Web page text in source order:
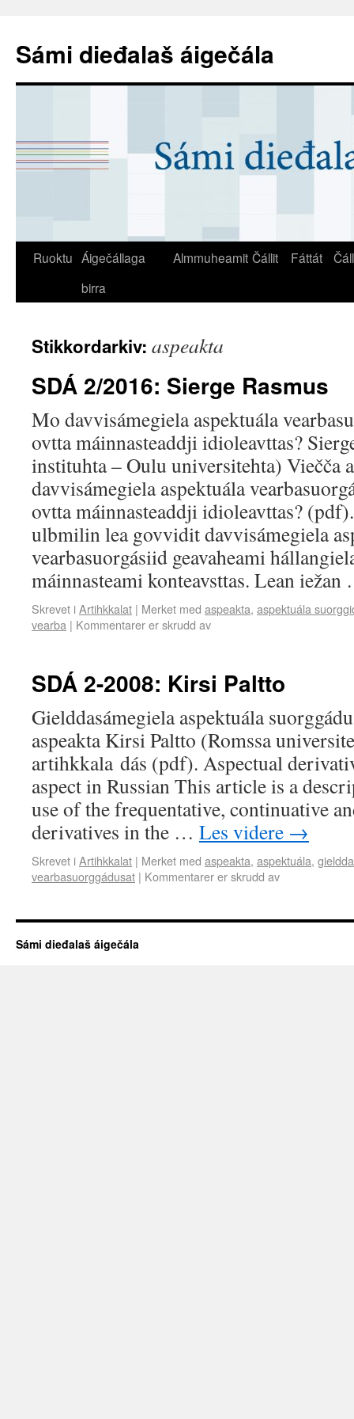
Sámi dieđalaš áigečála
Ruoktu Áigečállaga
birra
Almmuheamit Čállit Fáttát
Stikkordarkiv: aspeakta
SDÁ 2/2016: Sierge Rasmus
Mo davvisámegiela aspektuála
ovtta máinnasteaddji idioleavttas?
instituhta – Oulu universitehta) Viečča
davvisámegiela aspektuála
ovtta máinnasteaddji idioleavttas?
ulbmilin lea govvidit davvisámegiela
vearbasuorgásiid geavaheami
máinnasteami konteavsttas. Lean
Skrevet iArtihkkalat | Merket med aspeakta, aspektuála
vearba | Kommentarer er skrudd av
SDÁ 2-2008: Kirsi Paltto
Gielddasámegiela aspektuála
aspeakta Kirsi Paltto (Romssa
artihkkala dás (pdf). Aspectual
aspect in Russian This article is a
use of the frequentative, continuative
derivatives in the … Les videre →
Skrevet iArtihkkalat | Merket med aspeakta, aspektuála,
vearbasuorggádusat | Kommentarer er skrudd av
Sámi dieđalaš áigečála